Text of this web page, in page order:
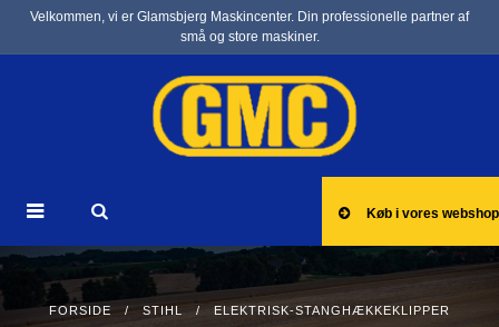
Velkommen, vi er Glamsbjerg Maskincenter. Din professionelle partner af
små og store maskiner.
Køb i vores webshop
FORSIDE / STIHL / ELEKTRISK-STANGHÆKKEKLIPPER